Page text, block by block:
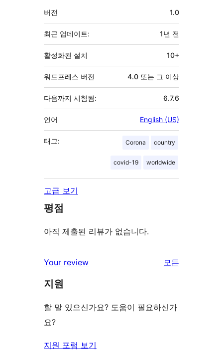
기
초
버전 1.0
최근 업데이트: 1년 전
활성화된 설치 10+
워드프레스 버전 4.0 또는 그 이상
다음까지 시험됨: 6.7.6
언어 English (US)
태그: Corona country
covid-19 worldwide
고급 보기
평점
아직 제출된 리뷰가 없습니다.
Your review 모든
지원
할 말 있으신가요? 도움이 필요하신가
요?
지원 포럼 보기